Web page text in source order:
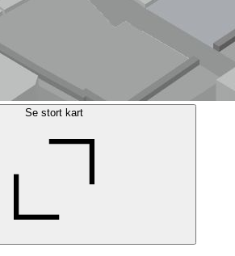
Se stort kart